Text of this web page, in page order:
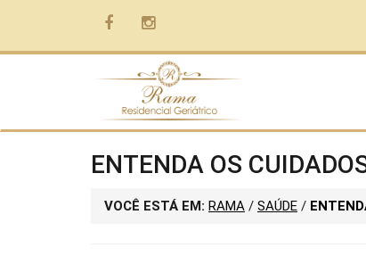
ENTENDA OS
VOCÊ ESTÁ EM: RAMA / SAÚDE /